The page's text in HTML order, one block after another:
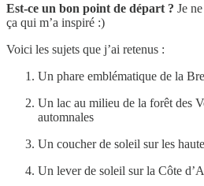
Est-ce un bon point de départ ? Je
ça qui m’a inspiré :)
Voici les sujets que j’ai retenus :
Un phare emblématique de la
Un lac au milieu de la forêt des
automnales
Un coucher de soleil sur les
Un lever de soleil sur la Côte